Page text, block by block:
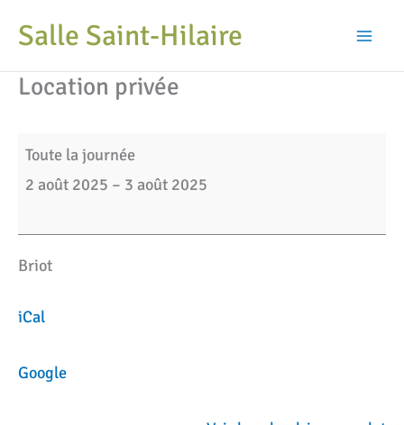
contenu
Salle Saint-Hilaire
Location privée
Location
privée
Toute la journée
2 août 2025 – 3 août 2025
Briot
iCal
Google